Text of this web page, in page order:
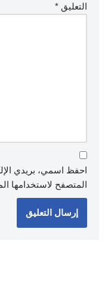
التعليق *
احفظ اسمي، بريدي
المتصفح لاستخدامها